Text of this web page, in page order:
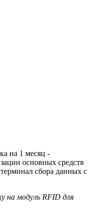
на 1 месяц -
основных средств
сбора данных с
на модуль RFID для